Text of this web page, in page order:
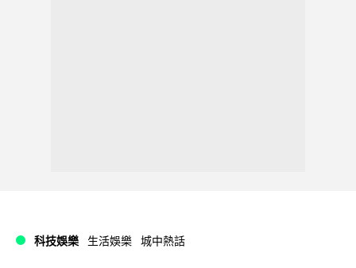
科技娛樂 生活娛樂 城中熱話